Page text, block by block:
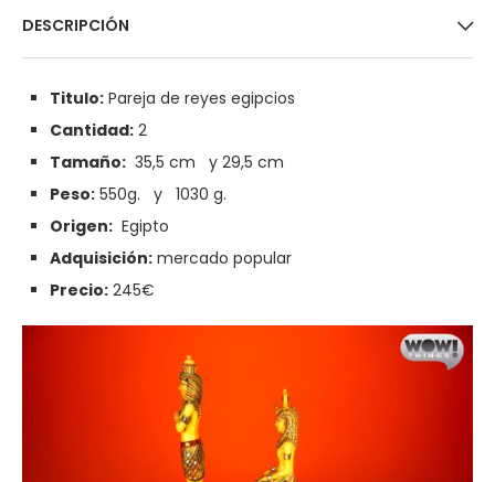
DESCRIPCIÓN
Titulo: Pareja de reyes egipcios
Cantidad: 2
Tamaño: 35,5 cm y 29,5 cm
Peso: 550g. y 1030 g.
Origen: Egipto
Adquisición: mercado popular
Precio: 245€